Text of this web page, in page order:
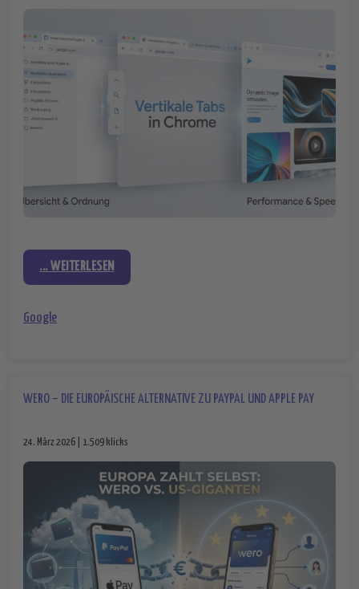
... WEITERLESEN
Google
WERO – DIE EUROPÄISCHE ALTERNATIVE ZU PAYPAL UND APPLE PAY
24. März 2026 | 1.509 klicks